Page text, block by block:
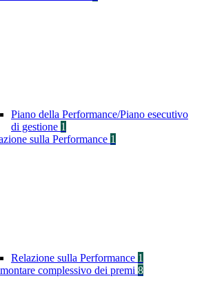
Piano della Performance/Piano esecutivo
di gestione 1
sulla Performance 1
Relazione sulla Performance 1
complessivo dei premi 8